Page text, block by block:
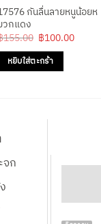
กันลื่นลายหนูน้อยห
วกแดง
155.00 Original
price
was:
฿155.00.
฿100.00Current
หยิบใส่ตะกร้า
ก